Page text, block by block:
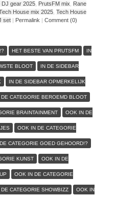
DJ gear 2025 PrutsFM mix
Rane
House mix 2025 Tech House
set | Permalink | Comment (0)
HET BESTE VAN PRUTSFM IN
BLOOT IN DE SIDEBAR
IN DE SIDEBAR OPMERKELIJK
CATEGORIE BEROEMD BLOOT
BRAINTAINMENT OOK IN DE
OOK IN DE CATEGORIE
CATEGORIE GOED GEHOORD!?
KUNST OOK IN DE
OOK IN DE CATEGORIE
CATEGORIE SHOWBIZZ OOK IN